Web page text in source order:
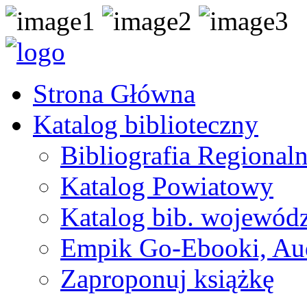
Strona Główna
Katalog biblioteczny
Bibliografia
Katalog Powiatowy
Katalog bib.
Empik Go-Ebooki,
Zaproponuj książkę